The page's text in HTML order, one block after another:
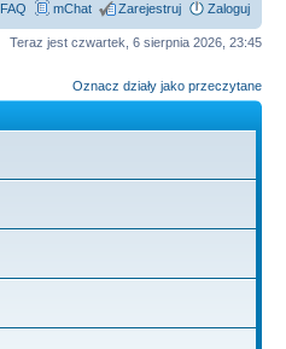
FAQ mChat Zarejestruj Zaloguj
Teraz jest czwartek, 6 sierpnia 2026, 23:45
Oznacz działy jako przeczytane